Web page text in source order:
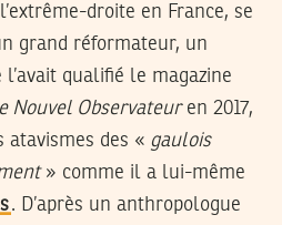
droite en France, se
grand réformateur, un
qualifié le magazine
Nouvel Observateuren 2017,
atavismes des « gaulois
» comme il a lui-même
. D’après un anthropologue